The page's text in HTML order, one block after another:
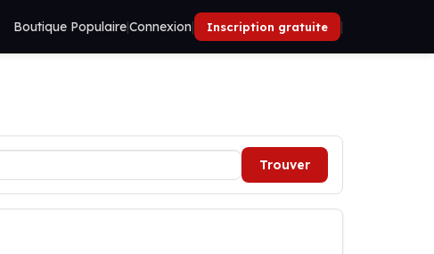
Boutique Populaire|Connexion| Inscription gratuite |
Trouver